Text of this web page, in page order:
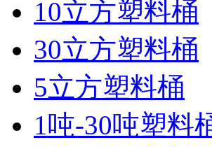
10立方塑料桶
30立方塑料桶
5立方塑料桶
1吨-30吨塑料